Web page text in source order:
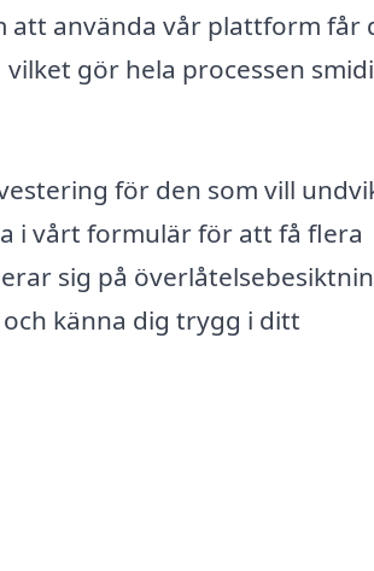
att använda vår plattform får
gör hela processen
för den som vill
i vårt formulär för att få flera
sig på
känna dig trygg i ditt